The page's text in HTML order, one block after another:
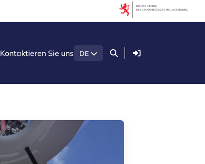
Kontaktieren Sie uns DE Anmelden
Filter
Künstliche Intelligenz (KI)
Quantentechnologien
Sicherheit und Verteidigung
Startups & Scaleups